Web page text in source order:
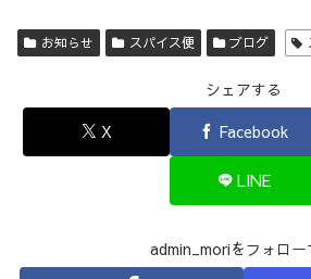
お知らせ スパイス便 ブログ
シェアする
X
Facebook
LINE
admin_moriをフォロー